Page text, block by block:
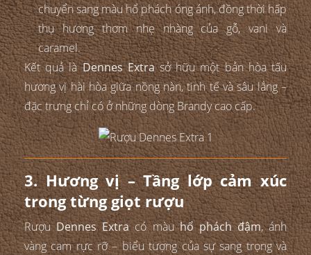
chuyển sang màu hổ phách óng ánh, đồng thời hấp
thụ hương thơm nhẹ nhàng của gỗ, vani và
caramel.
Kết quả làDennes Extrasở hữu một bản hòa tấu
hương vị hài hòa giữa nồng nàn, tinh tế và sâu lắng –
đặc trưng chỉ có ở những dòng Brandy cao cấp.
3. Hương vị – Tầng lớp cảm xúc
trong từng giọt rượu
RượuDennes Extracó màuhổ phách đậm, ánh
vàng cam rực rỡ – biểu tượng của sự sang trọng và